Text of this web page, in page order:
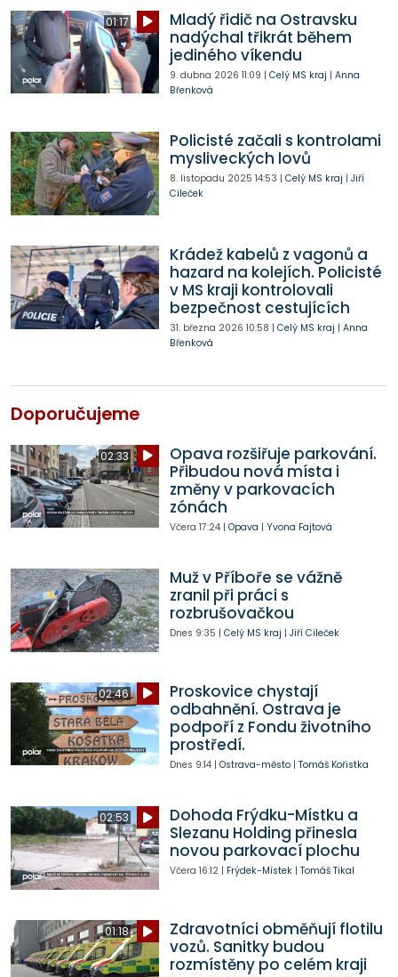
01:17
Mladý řidič na Ostravsku
nadýchal třikrát během
jediného víkendu
9. dubna 2026 11:09 | Celý MS kraj | Anna
Břenková
Policisté začali s kontrolami
mysliveckých lovů
8. listopadu 2025 14:53 | Celý MS kraj | Jiří
Cileček
Krádež kabelů z vagonů a
hazard na kolejích. Policisté
v MS kraji kontrolovali
bezpečnost cestujících
31. března 2026 10:58 | Celý MS kraj | Anna
Břenková
Doporučujeme
02:33
Opava rozšiřuje parkování.
Přibudou nová místa i
změny v parkovacích
zónách
Včera 17:24| Opava | Yvona Fajtová
Muž v Příboře se vážně
zranil při práci s
rozbrušovačkou
Dnes 9:35 | Celý MS kraj | Jiří Cileček
02:46
Proskovice chystají
odbahnění. Ostrava je
podpoří z Fondu životního
prostředí.
Dnes 9:14| Ostrava-město| Tomáš Kořistka
02:53
Dohoda Frýdku-Místku a
Slezanu Holding přinesla
novou parkovací plochu
Včera 16:12| Frýdek-Místek| Tomáš Tikal
01:18
Zdravotníci obměňují flotilu
vozů. Sanitky budou
rozmístěny po celém kraji